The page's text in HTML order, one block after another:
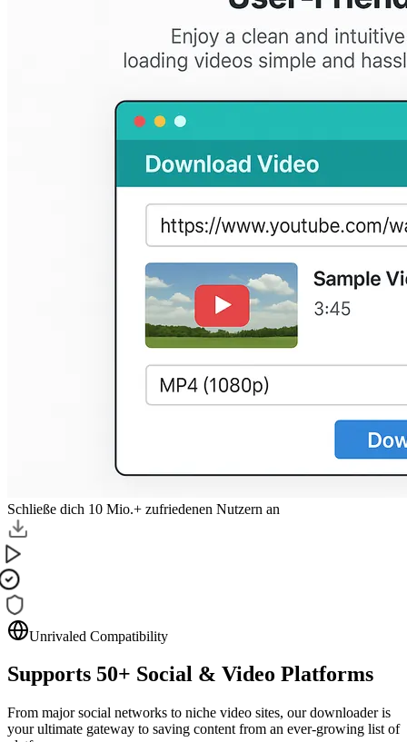
Schließe dich 10 Mio.+ zufriedenen Nutzern an
Unrivaled Compatibility
Supports 50+ Social & Video Platforms
From major social networks to niche video sites, our downloader is
your ultimate gateway to saving content from an ever-growing list of